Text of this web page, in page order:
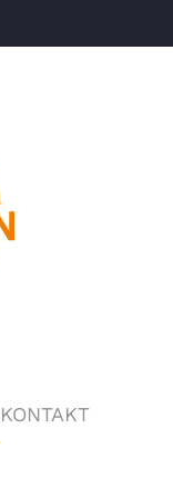
KONTAKT